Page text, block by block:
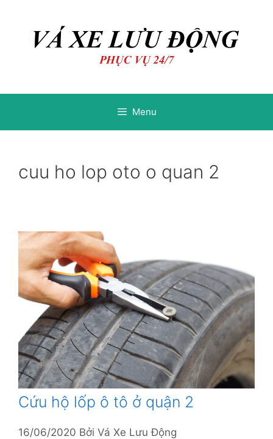
Menu
cuu ho lop oto o quan 2
Cứu hộ lốp ô tô ở quận 2
16/06/2020 Bởi Vá Xe Lưu Động